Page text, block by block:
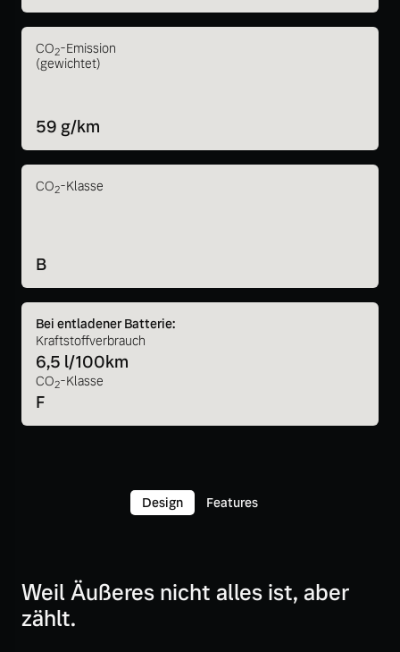
CO2-Emission
(gewichtet)
59 g/km
CO2-Klasse
B
Bei entladener Batterie:
Kraftstoffverbrauch
6,5 l/100km
CO2-Klasse
F
Design Features
Weil Äußeres nicht alles ist, aber
zählt.